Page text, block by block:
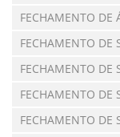
FECHAMENTO DE
FECHAMENTO DE
FECHAMENTO DE
FECHAMENTO DE
FECHAMENTO DE